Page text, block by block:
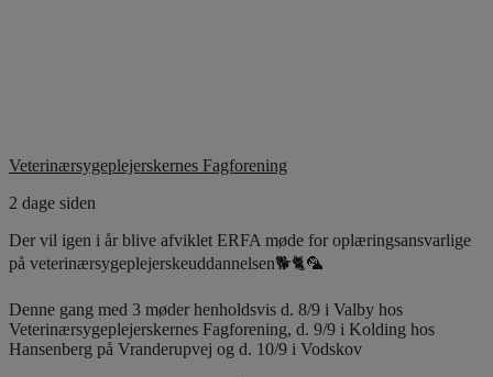
Veterinærsygeplejerskernes Fagforening
2 dage siden
Der vil igen i år blive afviklet ERFA møde for oplæringsansvarlige
på veterinærsygeplejerskeuddannelsen🐕🐈🦜
Denne gang med 3 møder henholdsvis d. 8/9 i Valby hos
Veterinærsygeplejerskernes Fagforening, d. 9/9 i Kolding hos
Hansenberg på Vranderupvej og d. 10/9 i Vodskov